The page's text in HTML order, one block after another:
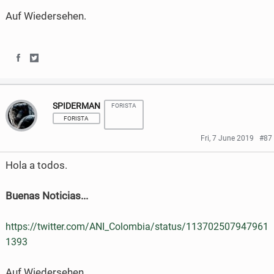
Auf Wiedersehen.
h
a
r
e
n
a
h
a
r
e
n
SPIDERMAN
FORISTA
FORISTA
Fri, 7 June 2019 #87
Hola a todos.
Buenas Noticias...
https://twitter.com/ANI_Colombia/status/113702507947961
1393